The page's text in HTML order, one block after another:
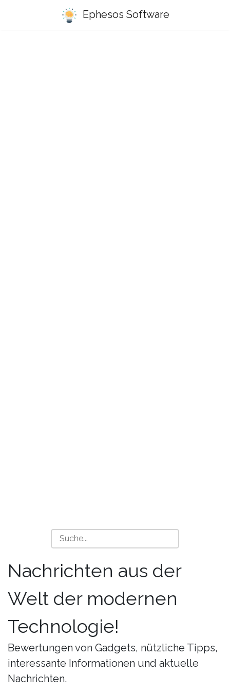
Ephesos Software
Nachrichten aus der
Welt der modernen
Technologie!
Bewertungen von Gadgets, nützliche Tipps,
interessante Informationen und aktuelle
Nachrichten.